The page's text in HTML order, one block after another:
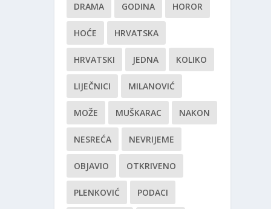
DRAMA GODINA HOROR
HOĆE HRVATSKA
HRVATSKI JEDNA KOLIKO
LIJEČNICI MILANOVIĆ
MOŽE MUŠKARAC NAKON
NESREĆA NEVRIJEME
OBJAVIO OTKRIVENO
PLENKOVIĆ PODACI